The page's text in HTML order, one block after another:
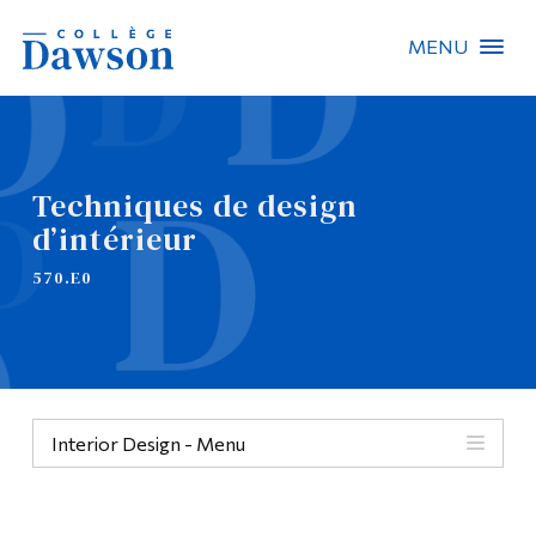
MENU
Techniques de design
d’intérieur
570.E0
Interior Design - Menu
Recherche sur le site
Recherche de personnes
Omnivox